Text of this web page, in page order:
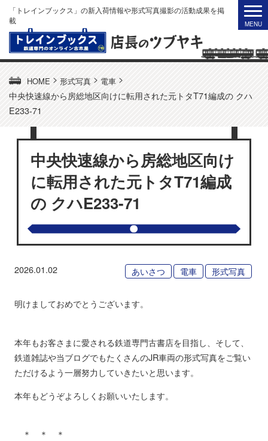
「トレインブックス」の新入荷情報や形式写真撮影の活動成果を掲
載
HOME > 形式写真 > 電車 >
中央快速線から房総地区向けに転用された元トタT71編成の クハ
E233-71
中央快速線から房総地区向け
に転用された元トタT71編成
の クハE233-71
2026.01.02 あいさつ 電車 形式写真
明けましておめでとうございます。
本年もお客さまに愛される鉄道専門古書店を目指し、そして、
鉄道雑誌や当ブログでもたくさんのJR車両の形式写真をご覧い
ただけるよう一層努力していきたいと思います。
本年もどうぞよろしくお願いいたします。
＊ ＊ ＊